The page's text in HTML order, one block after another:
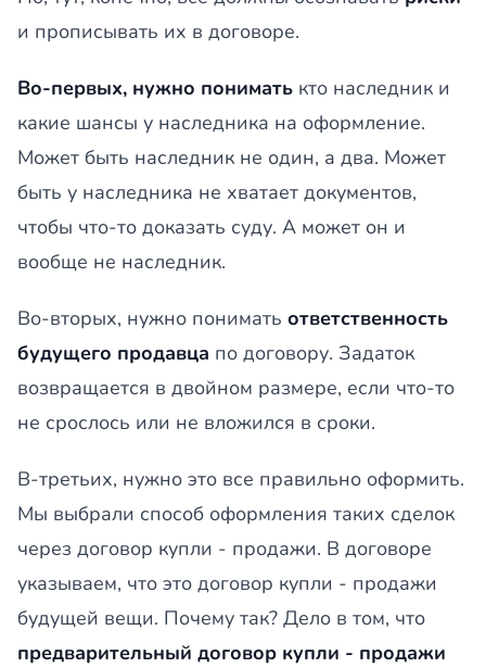
и прописывать их в договоре.
Во-первых, нужно понимать кто наследник и
какие шансы у наследника на оформление.
Может быть наследник не один, а два. Может
быть у наследника не хватает документов,
чтобы что-то доказать суду. А может он и
вообще не наследник.
Во-вторых, нужно понимать ответственность
будущего продавца по договору. Задаток
возвращается в двойном размере, если что-то
не срослось или не вложился в сроки.
В-третьих, нужно это все правильно оформить.
Мы выбрали способ оформления таких сделок
через договор купли - продажи. В договоре
указываем, что это договор купли - продажи
будущей вещи. Почему так? Дело в том, что
предварительный договор купли - продажи